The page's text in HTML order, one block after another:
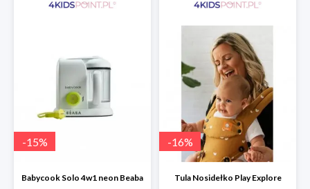
-15%
Babycook Solo 4w1 neon Beaba
-16%
Tula Nosidełko Play Explore